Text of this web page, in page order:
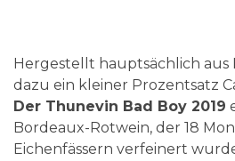
Hergestellt hauptsächlich
dazu ein kleiner Prozentsatz
Der Thunevin Bad Boy 2019
Bordeaux-Rotwein, der 18
Eichenfässern verfeinert